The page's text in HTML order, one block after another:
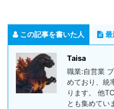
この記事を書いた人 最
Taisa
職業:自営業
めており、統
ります。 他
とも集めてい